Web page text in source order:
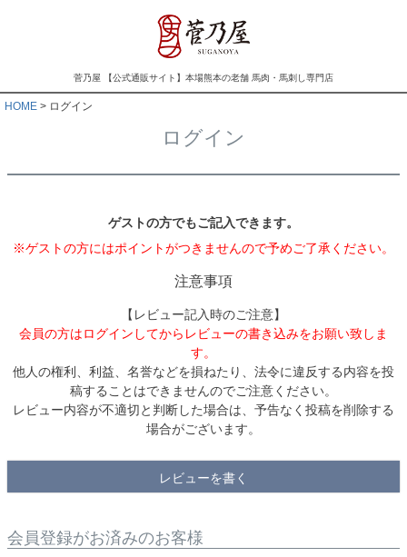
菅乃屋 【公式通販サイト】本場熊本の老舗 馬肉・馬刺し専門店
HOME ログイン
ログイン
ゲストの方でもご記入できます。
※ゲストの方にはポイントがつきませんので予めご了承ください。
注意事項
【レビュー記入時のご注意】
会員の方はログインしてからレビューの書き込みをお願い致しま
す。
他人の権利、利益、名誉などを損ねたり、法令に違反する内容を投
稿することはできませんのでご注意ください。
レビュー内容が不適切と判断した場合は、予告なく投稿を削除する
場合がございます。
レビューを書く
会員登録がお済みのお客様